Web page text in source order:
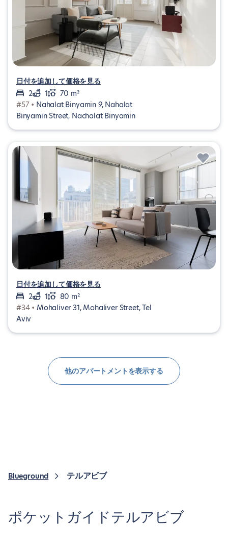
日付を追加して価格を見る
2
1
70 m²
#57 • Nahalat Binyamin 9, Nahalat
Binyamin Street, Nachalat Binyamin
日付を追加して価格を見る
2
1
80 m²
#34 • Mohaliver 31, Mohaliver Street, Tel
Aviv
他のアパートメントを表示する
Blueground テルアビブ
ポケットガイドテルアビブ